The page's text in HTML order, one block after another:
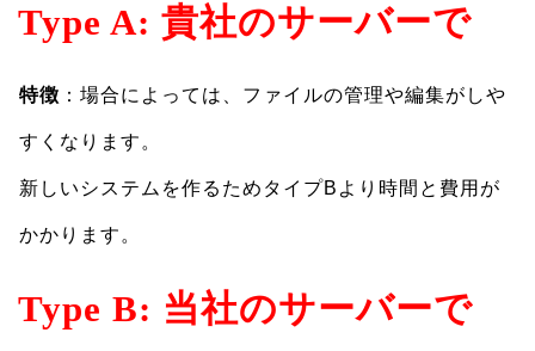
Type A: 貴社のサーバーで
特徴 ：場合によっては、ファイルの管理や編集がしや
すくなります。
新しいシステムを作るためタイプBより時間と費用が
かかります。
Type B: 当社のサーバーで